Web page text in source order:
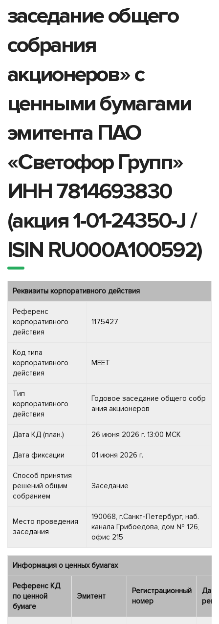
заседание общего
собрания
акционеров» с
ценными бумагами
эмитента ПАО
«Светофор Групп»
ИНН 7814693830
(акция 1-01-24350-J /
ISIN RU000A100592)
Реквизиты корпоративного действия
Референс
корпоративного
действия
1175427
Код типа
корпоративного
действия
MEET
Тип
корпоративного
действия
Годовое заседание общего собр
ания акционеров
Дата КД (план.) 26 июня 2026 г. 13:00 МСК
Дата фиксации 01 июня 2026 г.
Способ принятия
решений общим
собранием
Заседание
Место проведения
заседания
190068, г.Санкт-Петербург, наб.
канала Грибоедова, дом № 126,
офис 215
Информация о ценных бумагах
Референс КД
по ценной
бумаге
Эмитент
Регистрационный
номер
Дата